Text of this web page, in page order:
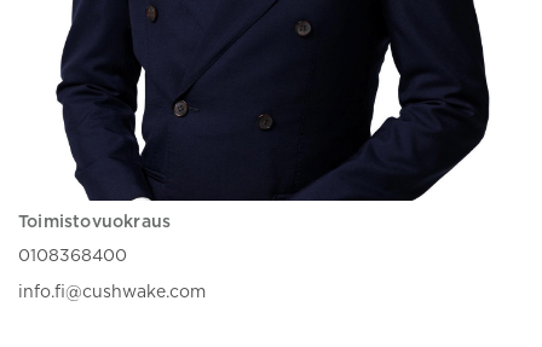
Toimistovuokraus
0108368400
info.fi@cushwake.com